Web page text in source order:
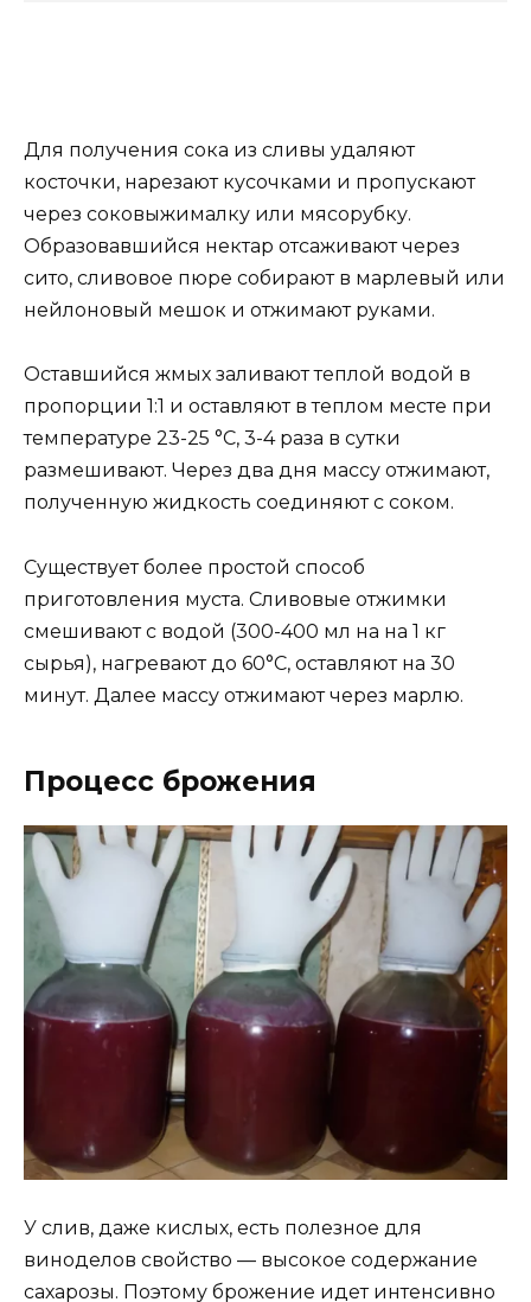
Для получения сока из сливы удаляют
косточки, нарезают кусочками и пропускают
через соковыжималку или мясорубку.
Образовавшийся нектар отсаживают через
сито, сливовое пюре собирают в марлевый или
нейлоновый мешок и отжимают руками.
Оставшийся жмых заливают теплой водой в
пропорции 1:1 и оставляют в теплом месте при
температуре 23-25 °С, 3-4 раза в сутки
размешивают. Через два дня массу отжимают,
полученную жидкость соединяют с соком.
Существует более простой способ
приготовления муста. Сливовые отжимки
смешивают с водой (300-400 мл на на 1 кг
сырья), нагревают до 60°С, оставляют на 30
минут. Далее массу отжимают через марлю.
Процесс брожения
У слив, даже кислых, есть полезное для
виноделов свойство — высокое содержание
сахарозы. Поэтому брожение идет интенсивно